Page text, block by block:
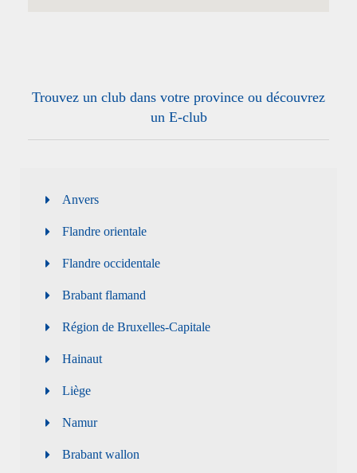
Trouvez un club dans votre province ou découvrez
un E-club
Anvers
Flandre orientale
Flandre occidentale
Brabant flamand
Région de Bruxelles-Capitale
Hainaut
Liège
Namur
Brabant wallon